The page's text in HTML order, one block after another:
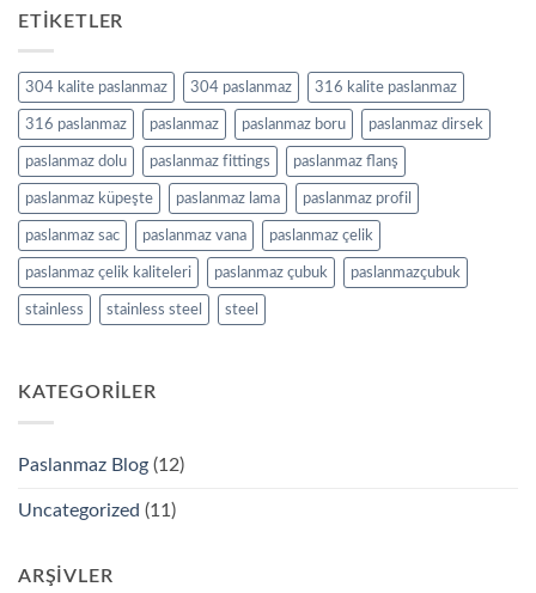
ETIKETLER
304 kalite paslanmaz 304 paslanmaz 316 kalite paslanmaz
316 paslanmaz paslanmaz paslanmaz boru paslanmaz dirsek
paslanmaz dolu paslanmaz fittings paslanmaz flanş
paslanmaz küpeşte paslanmaz lama paslanmaz profil
paslanmaz sac paslanmaz vana paslanmaz çelik
paslanmaz çelik kaliteleri paslanmaz çubuk paslanmazçubuk
stainless stainless steel steel
KATEGORILER
Paslanmaz Blog (12)
Uncategorized (11)
ARŞIVLER